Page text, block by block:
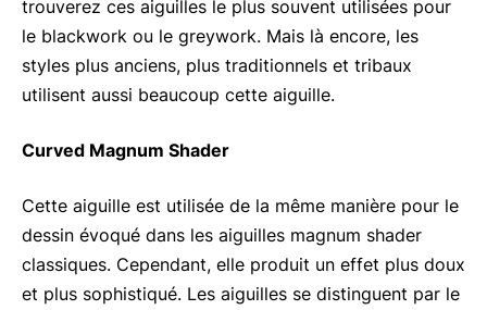
trouverez ces aiguilles le plus souvent utilisées pour
le blackwork ou le greywork. Mais là encore, les
styles plus anciens, plus traditionnels et tribaux
utilisent aussi beaucoup cette aiguille.
Curved Magnum Shader
Cette aiguille est utilisée de la même manière pour le
dessin évoqué dans les aiguilles magnum shader
classiques. Cependant, elle produit un effet plus doux
et plus sophistiqué. Les aiguilles se distinguent par le